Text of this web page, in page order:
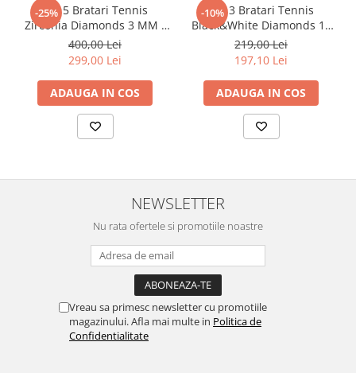
-25%
Set 5 Bratari Tennis
Zirconia Diamonds 3 MM /
19.5 CM
400,00 Lei
299,00 Lei
ADAUGA IN COS
-10%
Set 3 Bratari Tennis
Black&White Diamonds 19
CM
219,00 Lei
197,10 Lei
ADAUGA IN COS
NEWSLETTER
Nu rata ofertele si promotiile noastre
Vreau sa primesc newsletter cu promotiile
magazinului. Afla mai multe in Politica de
Confidentialitate